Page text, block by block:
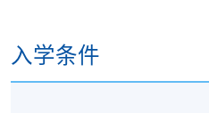
评核方法
入学条件